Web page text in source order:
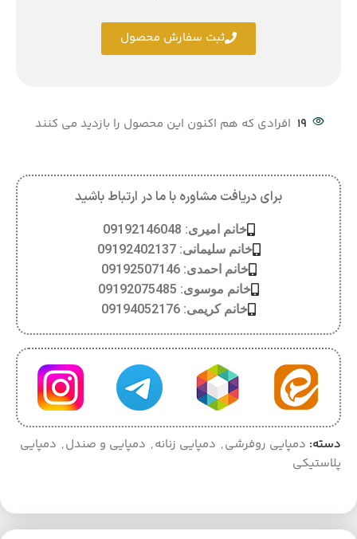
19 افرادی که هم اکنون این محصول را بازدید می کنند
برای دریافت مشاوره با ما در ارتباط باشید
خانم امیری: 09192146048
خانم سلیمانی: 09192402137
خانم احمدی: 09192507146
خانم موسوی: 09192075485
خانم کریمی: 09194052176
دسته: دمپایی روفرشی, دمپایی زنانه, دمپایی و صندل, دمپایی
پلاستیکی
ثبت سفارش محصول